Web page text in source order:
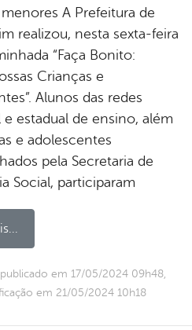
A Prefeitura de
realizou, nesta sexta-feira
“Faça Bonito:
Crianças e
Alunos das redes
estadual de ensino, além
e adolescentes
pela Secretaria de
Social, participaram
em 17/05/2024 09h48,
em 21/05/2024 10h18